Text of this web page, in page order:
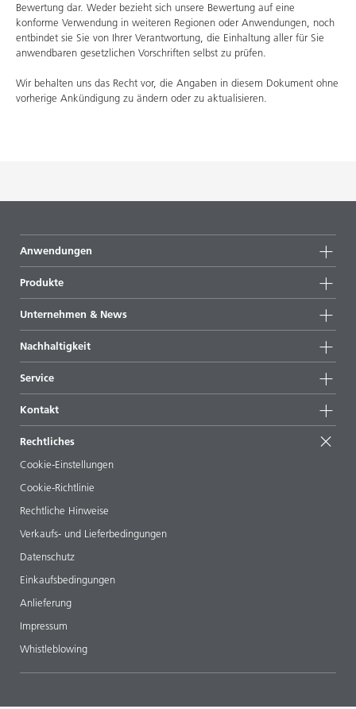
Bewertung dar. Weder bezieht sich unsere Bewertung auf eine
konforme Verwendung in weiteren Regionen oder Anwendungen, noch
entbindet sie Sie von Ihrer Verantwortung, die Einhaltung aller für Sie
anwendbaren gesetzlichen Vorschriften selbst zu prüfen.
Wir behalten uns das Recht vor, die Angaben in diesem Dokument ohne
vorherige Ankündigung zu ändern oder zu aktualisieren.
Anwendungen
Produkte
Alle Produkte
Highlights
Unternehmen & News
News
Presse & Medien
Standorte & Distributoren
Messen & Events
Nachhaltigkeit
Nachhaltige Produkte
Success Stories
EcoVadis
Zertifikate
Service
Startformulierungen
Veröffentlichungen
ebooks
Regulatory Affairs
Additive Guide App
Videos
Downloads
Kontakt
Rechtliches
Cookie-Einstellungen
Cookie-Richtlinie
Rechtliche Hinweise
Verkaufs- und Lieferbedingungen
Datenschutz
Einkaufsbedingungen
Anlieferung
Impressum
Whistleblowing